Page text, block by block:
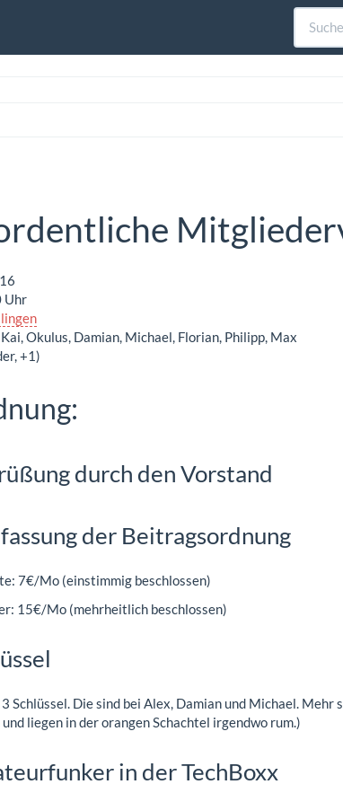
Uhr
Okulus, Damian, Michael, Florian, Philipp, Max
+1)
durch den Vorstand
der Beitragsordnung
7€/Mo (einstimmig beschlossen)
15€/Mo (mehrheitlich beschlossen)
Schlüssel. Die sind bei Alex, Damian und Michael.
liegen in der orangen Schachtel irgendwo rum.)
in der TechBoxx